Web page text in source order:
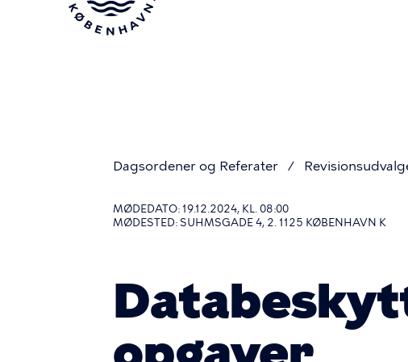
Dagsordener og Referater
MØDEDATO: 19.12.2024, KL. 08:00
MØDESTED: SUHMSGADE 4, 2. 1125 KØBENHAVN K